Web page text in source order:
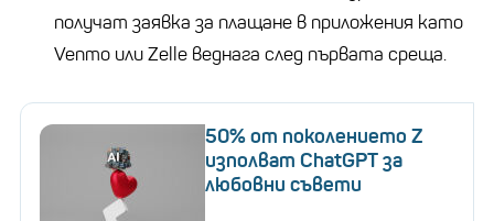
получат заявка за плащане в приложения като
Venmo или Zelle веднага след първата среща.
50% от поколението Z
изполват ChatGPT за
любовни съвети